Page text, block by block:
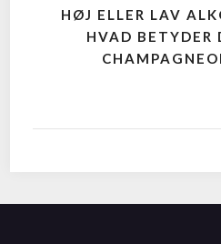
HØJ ELLER LAV
HVAD BETYDER